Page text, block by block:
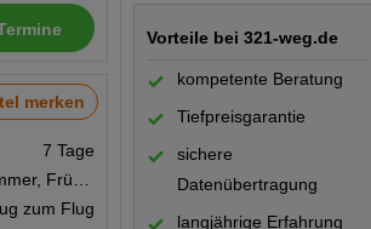
Vorteile bei 321-weg.de
kompetente Beratung
Tiefpreisgarantie
sichere
Datenübertragung
langjährige Erfahrung
merken
7 Tage
Dreibettzimmer, Frühstück
zum Flug